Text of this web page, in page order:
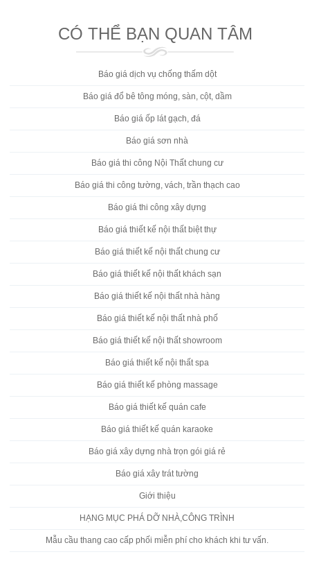
CÓ THỂ BẠN QUAN TÂM
Báo giá dịch vụ chống thấm dột
Báo giá đổ bê tông móng, sàn, cột, dầm
Báo giá ốp lát gạch, đá
Báo giá sơn nhà
Báo giá thi công Nội Thất chung cư
Báo giá thi công tường, vách, trần thạch cao
Báo giá thi công xây dựng
Báo giá thiết kế nội thất biệt thự
Báo giá thiết kế nội thất chung cư
Báo giá thiết kế nội thất khách sạn
Báo giá thiết kế nội thất nhà hàng
Báo giá thiết kế nội thất nhà phố
Báo giá thiết kế nội thất showroom
Báo giá thiết kế nội thất spa
Báo giá thiết kế phòng massage
Báo giá thiết kế quán cafe
Báo giá thiết kế quán karaoke
Báo giá xây dựng nhà trọn gói giá rẻ
Báo giá xây trát tường
Giới thiệu
HẠNG MỤC PHÁ DỠ NHÀ,CÔNG TRÌNH
Mẫu cầu thang cao cấp phối miễn phí cho khách khi tư vấn.